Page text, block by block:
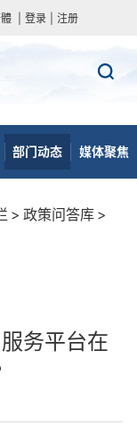
登录 注册
部门动态 媒体聚焦
> 政策问答库 >
务平台在